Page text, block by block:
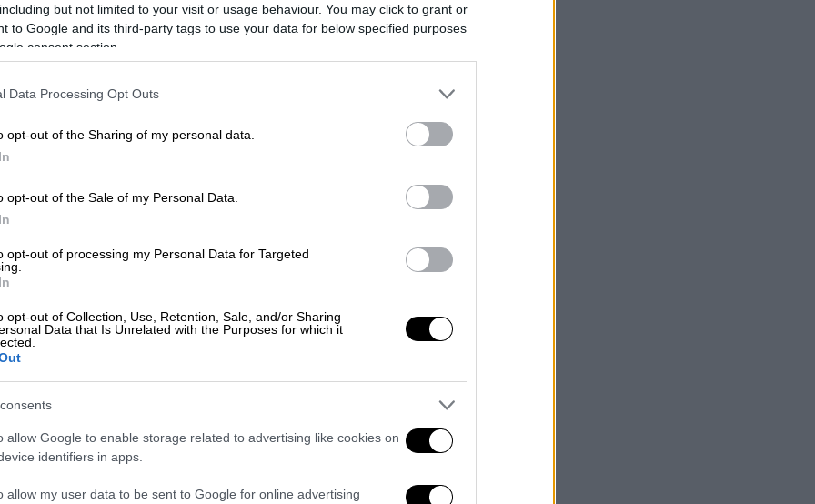
but not limited to your visit or usage behaviour. You may click to grant or
to Google and its third-party tags to use your data for below specified purposes
consent section.
Data Processing Opt Outs
opt-out of the Sharing of my personal data.
opt-out of the Sale of my Personal Data.
opt-out of processing my Personal Data for Targeted
opt-out of Collection, Use, Retention, Sale, and/or Sharing
Data that Is Unrelated with the Purposes for which it
allow Google to enable storage related to advertising like cookies on
identifiers in apps.
allow my user data to be sent to Google for online advertising
το ΕΘΝΟΣ στη Google
μοβ, καθώς ο ισχυρός τυφώνας Hagibis
σε επιφυλακή. Μάλιστα πολλοί
στις οποίες ο ουρανός έχει γίνει μοβ
συγκρίνει τον τυφώνα Hagibis με τον
πίσω του 1.269 νεκρούς στην Ιαπωνία